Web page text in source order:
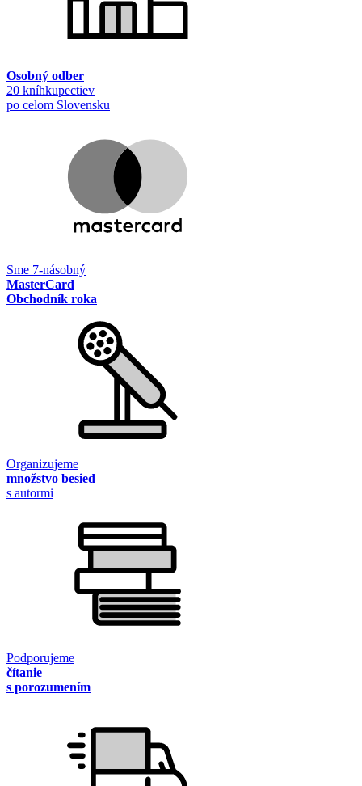
Osobný odber
20 kníhkupectiev
po celom Slovensku
Sme 7-násobný
MasterCard
Obchodník roka
Organizujeme
množstvo besied
s autormi
Podporujeme
čítanie
s porozumením